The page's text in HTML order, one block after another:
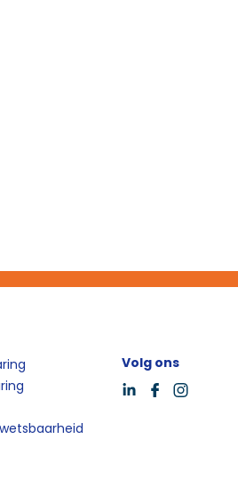
Volg ons